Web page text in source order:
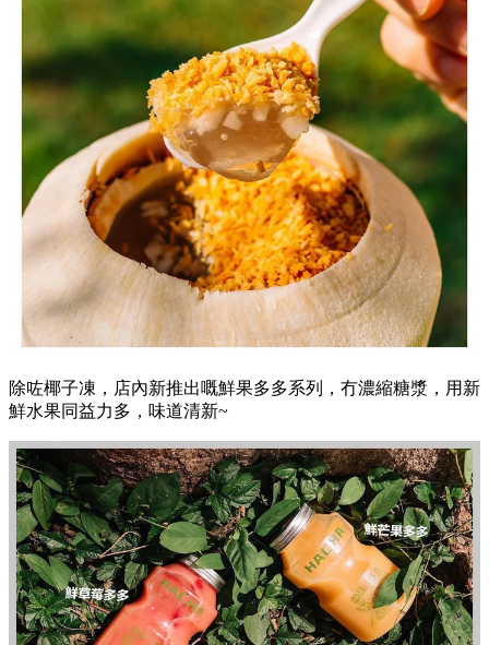
除咗椰子凍，店內新推出嘅鮮果多多系列，冇濃縮糖漿，用新
鮮水果同益力多，味道清新~